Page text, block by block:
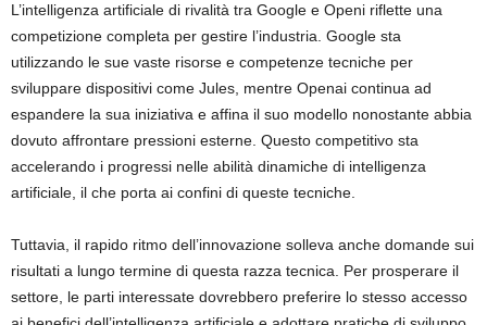
L’intelligenza artificiale di rivalità tra Google e Openi riflette una
competizione completa per gestire l’industria. Google sta
utilizzando le sue vaste risorse e competenze tecniche per
sviluppare dispositivi come Jules, mentre Openai continua ad
espandere la sua iniziativa e affina il suo modello nonostante abbia
dovuto affrontare pressioni esterne. Questo competitivo sta
accelerando i progressi nelle abilità dinamiche di intelligenza
artificiale, il che porta ai confini di queste tecniche.
Tuttavia, il rapido ritmo dell’innovazione solleva anche domande sui
risultati a lungo termine di questa razza tecnica. Per prosperare il
settore, le parti interessate dovrebbero preferire lo stesso accesso